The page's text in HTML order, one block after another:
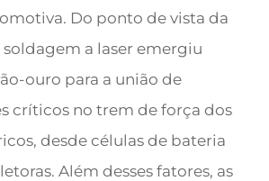
Do ponto de vista da
a laser emergiu
ouro para a união de
críticos no trem de força dos
desde células de bateria
Além desses fatores, as